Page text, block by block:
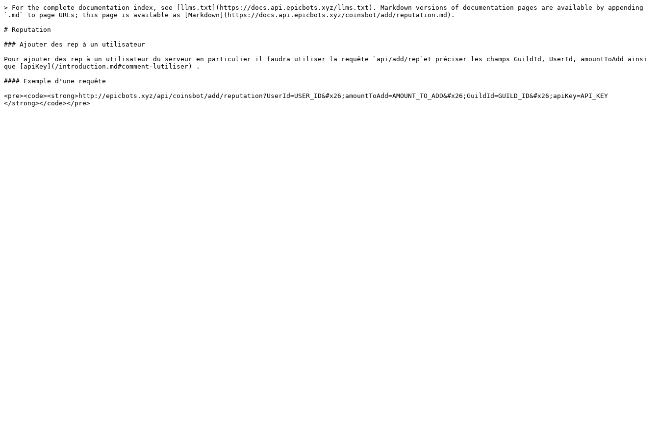
> For the complete documentation index, see [llms.txt](https://docs.api.epicbots.xyz/llms.txt). Markdown versions of documentation pages are available by appending
`.md` to page URLs; this page is available as [Markdown](https://docs.api.epicbots.xyz/coinsbot/add/reputation.md).
# Reputation
### Ajouter des rep à un utilisateur
Pour ajouter des rep à un utilisateur du serveur en particulier il faudra utiliser la requête `api/add/rep`et préciser les champs GuildId, UserId, amountToAdd ainsi
que [apiKey](/introduction.md#comment-lutiliser) .
#### Exemple d'une requête
<pre><code><strong>http://epicbots.xyz/api/coinsbot/add/reputation?UserId=USER_ID&#x26;amountToAdd=AMOUNT_TO_ADD&#x26;GuildId=GUILD_ID&#x26;apiKey=API_KEY